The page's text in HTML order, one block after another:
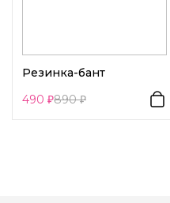
Резинка-бант
490
890